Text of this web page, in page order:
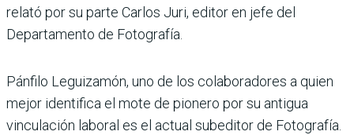
relató por su parte Carlos Juri, editor en jefe del
Departamento de Fotografía.
Pánfilo Leguizamón, uno de los colaboradores a quien
mejor identifica el mote de pionero por su antigua
vinculación laboral es el actual subeditor de Fotografía.